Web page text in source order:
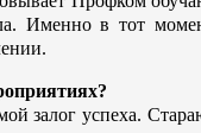
Именно в тот
залог успеха.